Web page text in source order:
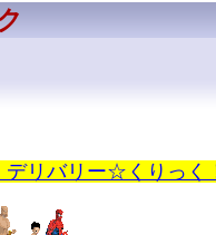
リバリー☆くりっく